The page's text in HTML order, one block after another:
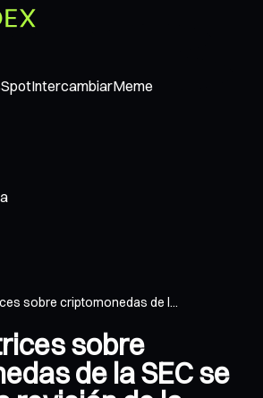
SpotIntercambiarMeme
sobre criptomonedas de l...
sobre
de la SEC se